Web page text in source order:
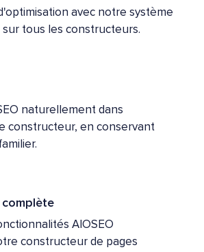
avec notre système
tous les constructeurs.
naturellement dans
constructeur, en conservant
complète
AIOSEO
constructeur de pages